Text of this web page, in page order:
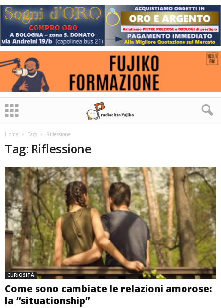
Home Tags Riflessione
Tag: Riflessione
CURIOSITÀ
Come sono cambiate le relazioni amorose:
la “situationship”